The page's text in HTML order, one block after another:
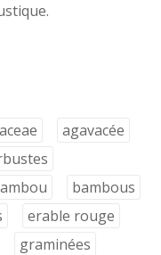
agavacée
bambous
erable rouge
graminées